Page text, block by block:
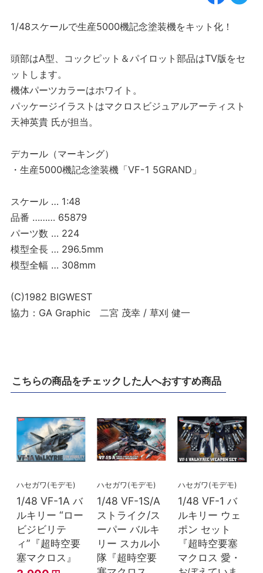
1/48スケールで生産5000機記念塗装機をキット化！
頭部はA型、コックピット＆パイロット部品はTV版をセ
ットします。
機体パーツカラーはホワイト。
パッケージイラストはマクロスビジュアルアーティスト
天神英貴 氏が担当。
デカール（マーキング）
・生産5000機記念塗装機「VF-1 5GRAND」
スケール … 1:48
品番 ……… 65879
パーツ数 … 224
模型全長 … 296.5mm
模型全幅 … 308mm
(C)1982 BIGWEST
協力：GA Graphic 二宮 茂幸 / 草刈 健一
こちらの商品をチェックした人へおすすめ商品
ハセガワ(モデモ)
1/48 VF-1A バ
ルキリー “ロー
ビジビリテ
ィ”『超時空要
塞マクロス』
ハセガワ(モデモ)
1/48 VF-1S/A
ストライク/ス
ーパー バルキ
リー スカル小
隊『超時空要
ハセガワ(モデモ)
1/48 VF-1 バ
ルキリー ウェ
ポン セット
『超時空要塞
マクロス 愛・